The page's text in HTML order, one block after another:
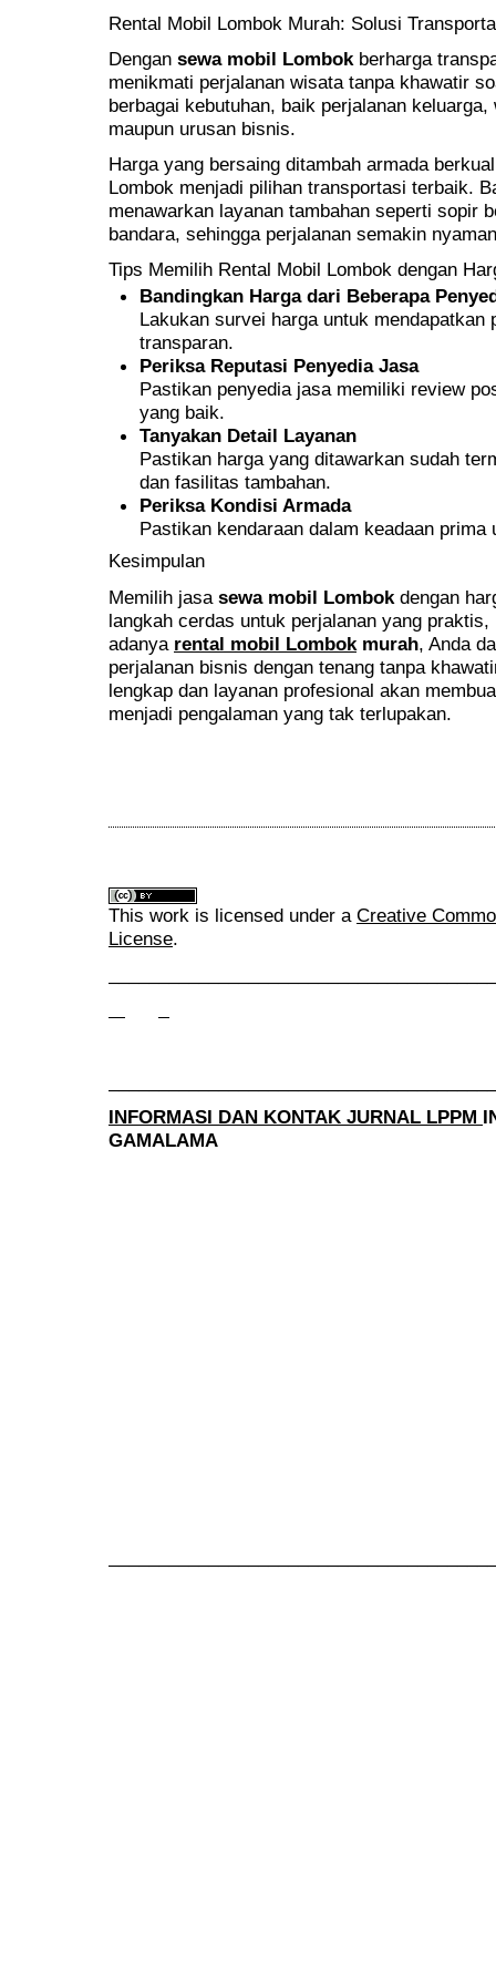
Rental Mobil Lombok Murah: Solusi
Dengan sewa mobil Lombok berharga
menikmati perjalanan wisata tanpa khawatir
berbagai kebutuhan, baik perjalanan
maupun urusan bisnis.
Harga yang bersaing ditambah armada
Lombok menjadi pilihan transportasi terbaik.
menawarkan layanan tambahan seperti sopir
bandara, sehingga perjalanan semakin
Tips Memilih Rental Mobil Lombok dengan
Bandingkan Harga dari Beberapa
Lakukan survei harga untuk mendapatkan
transparan.
Periksa Reputasi Penyedia Jasa
Pastikan penyedia jasa memiliki review
yang baik.
Tanyakan Detail Layanan
Pastikan harga yang ditawarkan sudah
dan fasilitas tambahan.
Periksa Kondisi Armada
Pastikan kendaraan dalam keadaan
Kesimpulan
Memilih jasa sewa mobil Lombok dengan
langkah cerdas untuk perjalanan yang
adanya rental mobil Lombok murah, Anda
perjalanan bisnis dengan tenang tanpa
lengkap dan layanan profesional akan
menjadi pengalaman yang tak terlupakan.
This work is licensed under a Creative
License.
INFORMASI DAN KONTAK JURNAL LPPM
GAMALAMA